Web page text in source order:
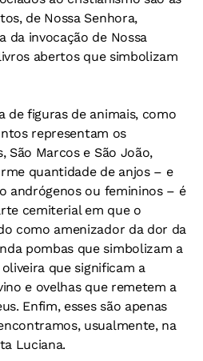
de Nossa Senhora,
da invocação de Nossa
abertos que simbolizam
de figuras de animais, como
representam os
São Marcos e São João,
quantidade de anjos – e
andrógenos ou femininos – é
cemiterial em que o
como amenizador da dor da
pombas que simbolizam a
que significam a
e ovelhas que remetem a
Enfim, esses são apenas
usualmente, na
Luciana.